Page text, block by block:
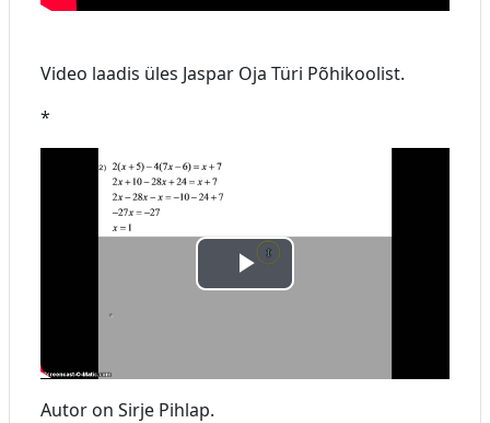
i
t
d
Video laadis üles Jaspar Oja Türi Põhikoolist.
*
E
i
Autor on Sirje Pihlap.